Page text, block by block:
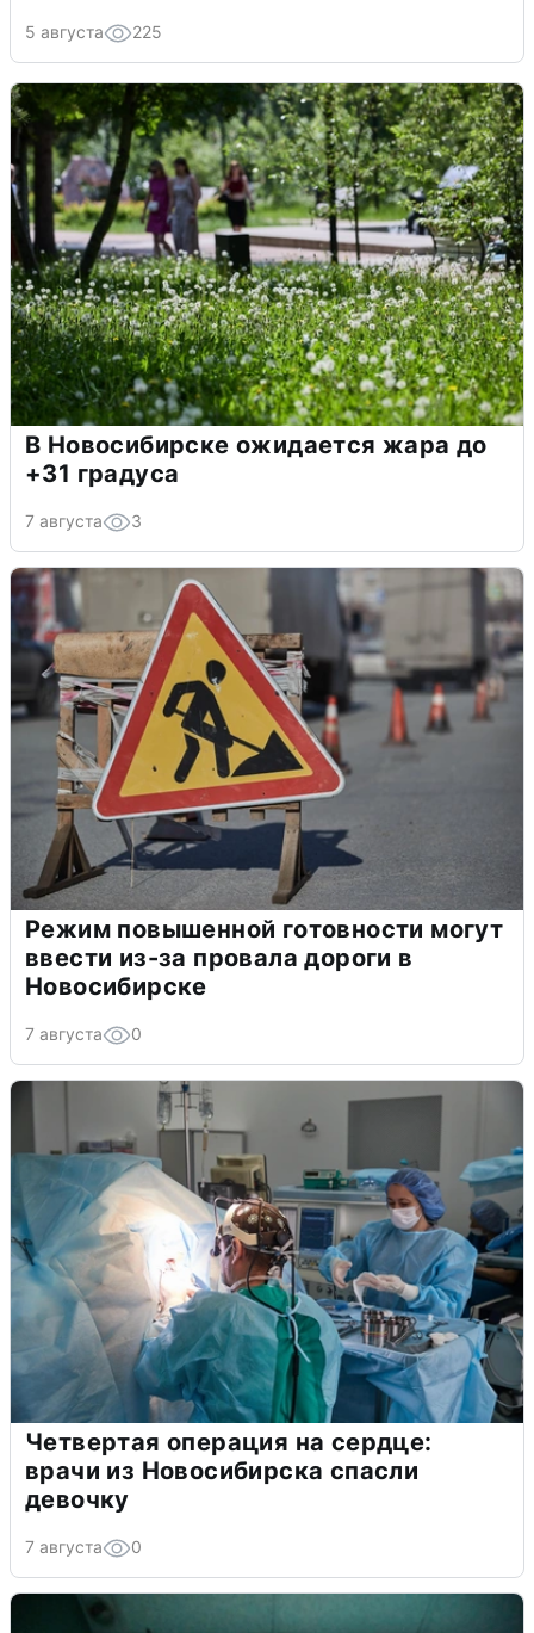
5 августа 225
В Новосибирске ожидается жара до
+31 градуса
7 августа 3
Режим повышенной готовности могут
ввести из-за провала дороги в
Новосибирске
7 августа 0
Четвертая операция на сердце:
врачи из Новосибирска спасли
девочку
7 августа 0